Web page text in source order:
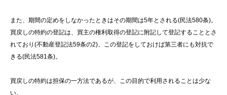
また、期間の定めをしなかったときはその期間は5年とされる(民法580条)。
買戻しの特約の登記は、買主の権利取得の登記に附記して登記することとさ
れており(不動産登記法59条の2)、この登記をしておけば第三者にも対抗で
きる(民法581条)。
買戻しの特約は担保の一方法であるが、この目的で利用されることは少な
い。